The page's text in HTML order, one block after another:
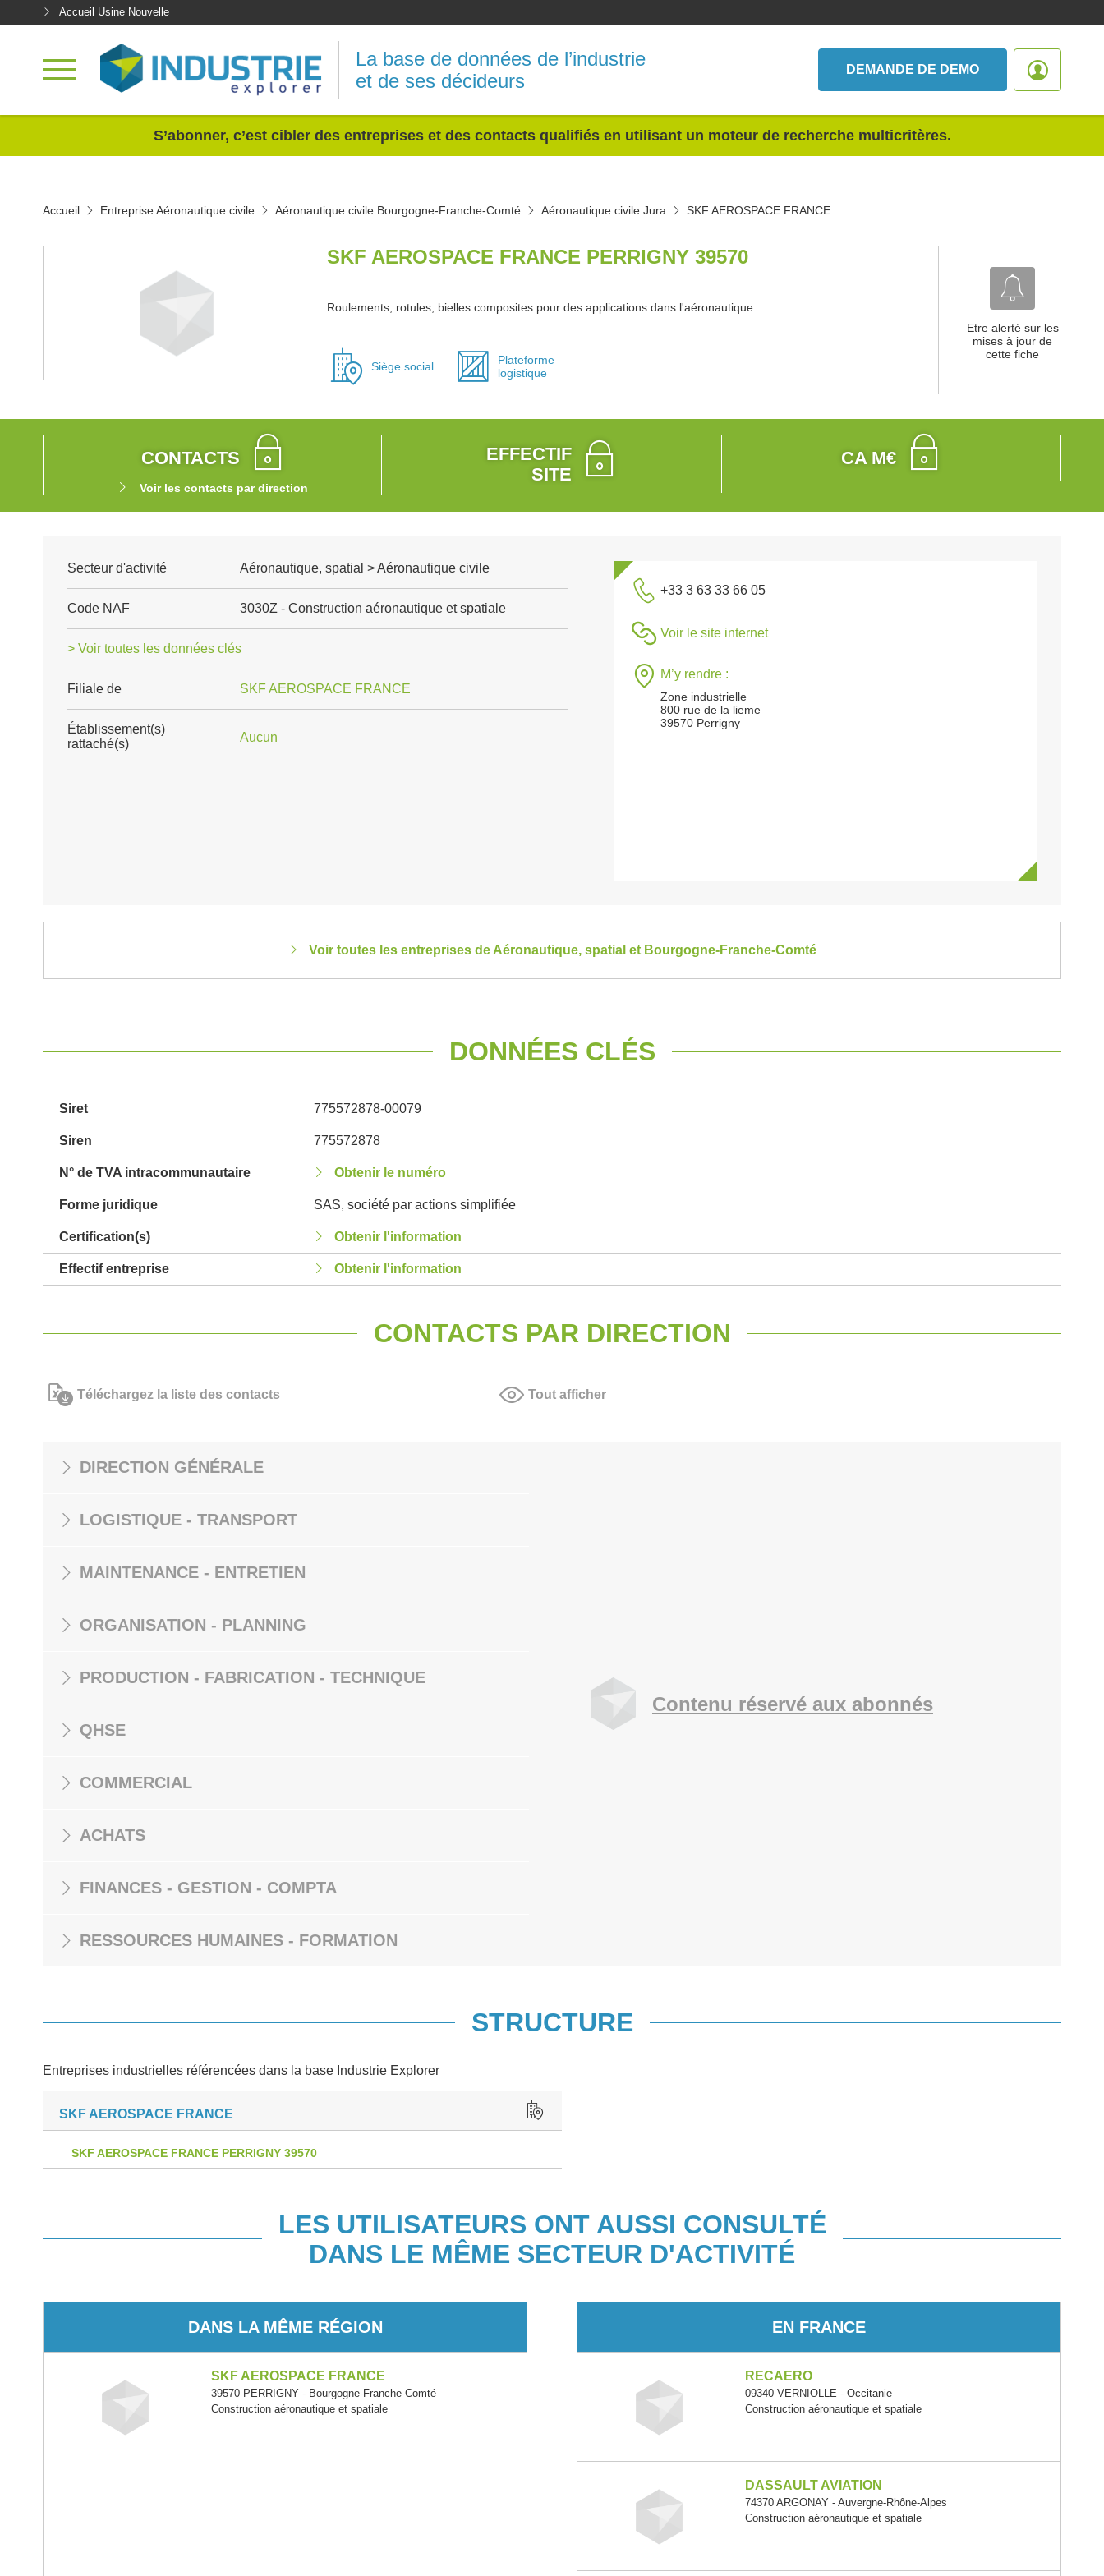
Accueil Usine Nouvelle
La base de données de l’industrie
et de ses décideurs
DEMANDE DE DEMO
S’abonner, c’est cibler des entreprises et des contacts qualifiés en utilisant un moteur de recherche multicritères.
Accueil Entreprise Aéronautique civile Aéronautique civile Bourgogne-Franche-Comté Aéronautique civile Jura SKF AEROSPACE FRANCE
SKF AEROSPACE FRANCE PERRIGNY 39570
Roulements, rotules, bielles composites pour des applications dans l'aéronautique.
Siège social
Plateforme
logistique
Etre alerté sur les
mises à jour de
cette fiche
CONTACTS
Voir les contacts par direction
EFFECTIF
SITE
CA M€
Secteur d'activité Aéronautique, spatial > Aéronautique civile
Code NAF 3030Z - Construction aéronautique et spatiale
> Voir toutes les données clés
Filiale de SKF AEROSPACE FRANCE
Établissement(s)
rattaché(s)
Aucun
+33 3 63 33 66 05
Voir le site internet
M’y rendre :
Zone industrielle
800 rue de la lieme
39570 Perrigny
Voir toutes les entreprises de Aéronautique, spatial et Bourgogne-Franche-Comté
DONNÉES CLÉS
Siret 775572878-00079
Siren 775572878
N° de TVA intracommunautaire Obtenir le numéro
Forme juridique SAS, société par actions simplifiée
Certification(s) Obtenir l'information
Effectif entreprise Obtenir l'information
CONTACTS PAR DIRECTION
Téléchargez la liste des contacts Tout afficher
DIRECTION GÉNÉRALE
LOGISTIQUE - TRANSPORT
MAINTENANCE - ENTRETIEN
ORGANISATION - PLANNING
PRODUCTION - FABRICATION - TECHNIQUE
QHSE
COMMERCIAL
ACHATS
FINANCES - GESTION - COMPTA
RESSOURCES HUMAINES - FORMATION
Contenu réservé aux abonnés
STRUCTURE
Entreprises industrielles référencées dans la base Industrie Explorer
SKF AEROSPACE FRANCE
SKF AEROSPACE FRANCE PERRIGNY 39570
LES UTILISATEURS ONT AUSSI CONSULTÉ
DANS LE MÊME SECTEUR D'ACTIVITÉ
DANS LA MÊME RÉGION
SKF AEROSPACE FRANCE
39570 PERRIGNY - Bourgogne-Franche-Comté
Construction aéronautique et spatiale
EN FRANCE
RECAERO
09340 VERNIOLLE - Occitanie
Construction aéronautique et spatiale
DASSAULT AVIATION
74370 ARGONAY - Auvergne-Rhône-Alpes
Construction aéronautique et spatiale